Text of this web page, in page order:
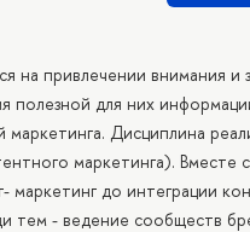
на привлечении внимания
полезной для них
Дисциплина
маркетинга). Вместе
маркетинг до интеграции
тем - ведение сообществ